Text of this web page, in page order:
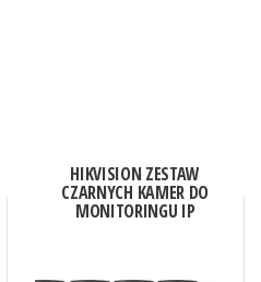
HIKVISION ZESTAW
CZARNYCH KAMER DO
MONITORINGU IP